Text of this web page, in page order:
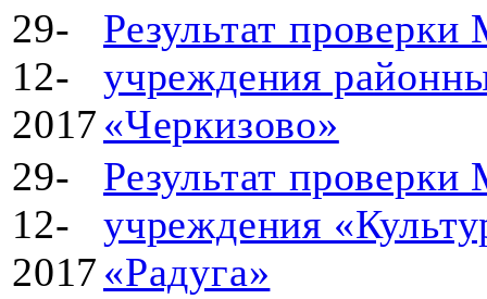
29-
12-
2017
Результат
учреждения
«Черкизово»
29-
12-
2017
Результат
учреждения
«Радуга»